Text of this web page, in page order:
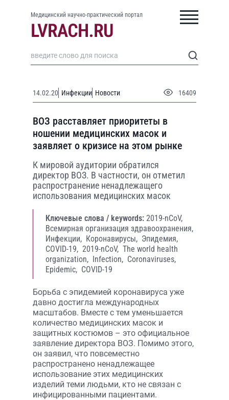
Медицинский научно-практический портал
14.02.20 Инфекции Новости 16409
ВОЗ расставляет приоритеты в
ношении медицинских масок и
заявляет о кризисе на этом рынке
К мировой аудитории обратился
директор ВОЗ. В частности, он отметил
распространение ненадлежащего
использования медицинских масок
Ключевые слова / keywords: 2019-nCoV,
Всемирная организация здравоохранения,
Инфекции, Коронавирусы, Эпидемия,
COVID-19, 2019-nCoV, The world health
organization, Infection, Coronaviruses,
Epidemic, COVID-19
Борьба с эпидемией коронавируса уже
давно достигла международных
масштабов. Вместе с тем уменьшается
количество медицинских масок и
защитных костюмов – это официальное
заявление директора ВОЗ. Помимо этого,
он заявил, что повсеместно
распространено ненадлежащее
использование этих медицинских
изделий теми людьми, кто не связан с
инфицированными пациентами.